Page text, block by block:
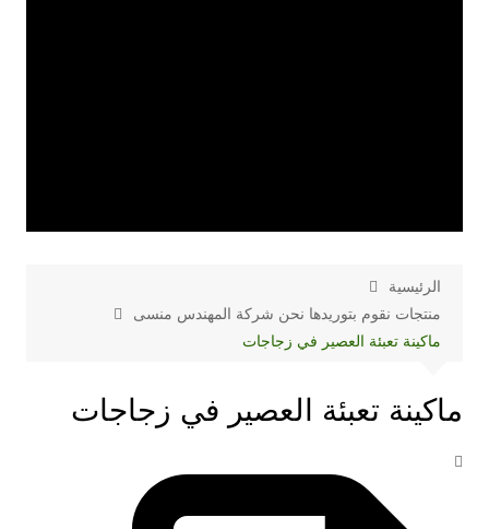
الرئيسية
منتجات نقوم بتوريدها نحن شركة المهندس منسى
ماكينة تعبئة العصير في زجاجات
ماكينة تعبئة العصير في زجاجات